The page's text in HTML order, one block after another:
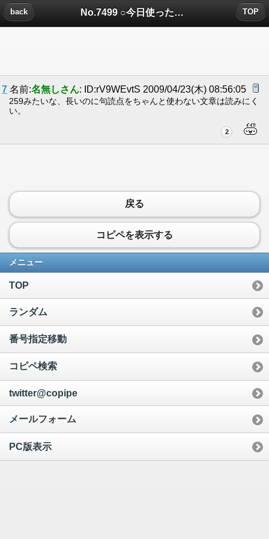
No.7499 ○今日使ったお金を報告するスレ○ についたコメント
back TOP
7 名前:名無しさん: ID:rV9WEvtS 2009/04/23(木) 08:56:05
259みたいな、長いのに句読点をちゃんと使わない文章は読みにく
い。
2
戻る
コピペを表示する
メニュー
TOP
ランダム
番号指定移動
コピペ検索
twitter@copipe
メールフォーム
PC版表示